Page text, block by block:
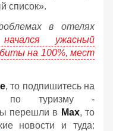
список».
в отелях
ужасный
на 100%, мест
, то подпишитесь на
по туризму -
перешли в Мах, то
новости и туда: